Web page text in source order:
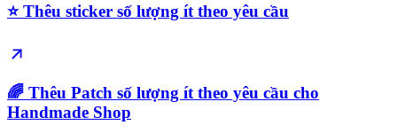
⭐️ Thêu sticker số lượng ít theo yêu cầu
🌈 Thêu Patch số lượng ít theo yêu cầu cho
Handmade Shop